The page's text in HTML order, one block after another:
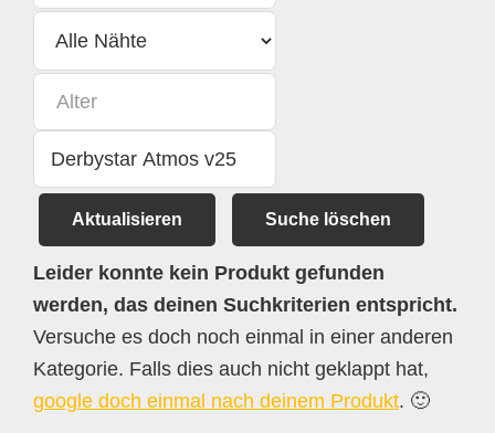
Aktualisieren Suche löschen
Leider konnte kein Produkt gefunden
werden, das deinen Suchkriterien entspricht.
Versuche es doch noch einmal in einer anderen
Kategorie. Falls dies auch nicht geklappt hat,
google doch einmal nach deinem Produkt. 🙂